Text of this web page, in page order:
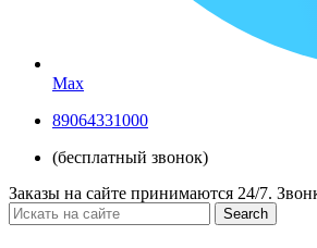
Max
89064331000
(бесплатный звонок)
Заказы на сайте принимаются 24/7.
Search